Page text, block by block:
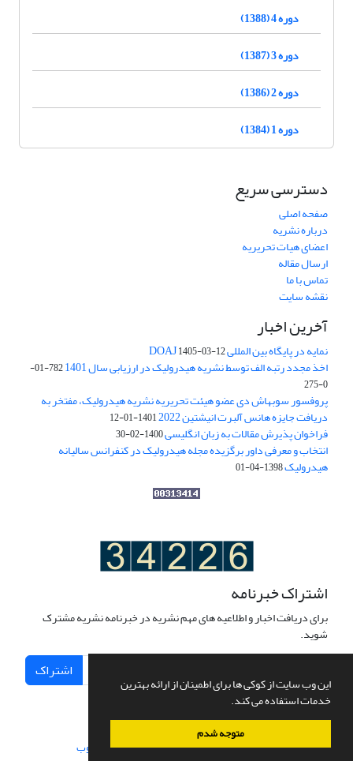
این وب سایت از کوکی ها برای اطمینان از ارائه بهترین
خدمات استفاده می کند.
متوجه شدم
دوره 4 (1388)
دوره 3 (1387)
دوره 2 (1386)
دوره 1 (1384)
دسترسی سریع
صفحه اصلی
درباره نشریه
اعضای هیات تحریریه
ارسال مقاله
تماس با ما
نقشه سایت
آخرین اخبار
نمایه در پایگاه بین المللی DOAJ1405-03-12
اخذ مجدد رتبه الف توسط نشریه هیدرولیک در ارزیابی سال 1401
782-01-
0-275
پروفسور سوبهاش دی عضو هیئت تحریریه نشریه هیدرولیک، مفتخر به
دریافت جایزه هانس آلبرت انیشتین 2022 1401-01-12
فراخوان پذیرش مقالات به زبان انگلیسی1400-02-30
انتخاب و معرفی داور برگزیده مجله هیدرولیک در کنفرانس سالیانه
هیدرولیک1398-04-01
اشتراک خبرنامه
برای دریافت اخبار و اطلاعیه های مهم نشریه در خبرنامه نشریه مشترک
شوید.
اشتراک
سامانه مدیریت نشریات علمی.طراحی و پیاده سازی از سیناوب